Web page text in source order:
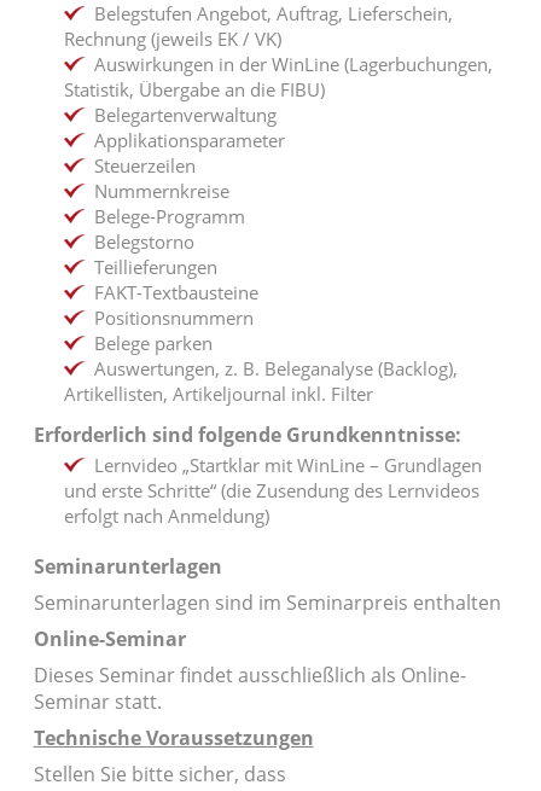
Belegstufen Angebot, Auftrag, Lieferschein,
Rechnung (jeweils EK / VK)
Auswirkungen in der WinLine (Lagerbuchungen,
Statistik, Übergabe an die FIBU)
Belegartenverwaltung
Applikationsparameter
Steuerzeilen
Nummernkreise
Belege-Programm
Belegstorno
Teillieferungen
FAKT-Textbausteine
Positionsnummern
Belege parken
Auswertungen, z. B. Beleganalyse (Backlog),
Artikellisten, Artikeljournal inkl. Filter
Erforderlich sind folgende Grundkenntnisse:
Lernvideo „Startklar mit WinLine – Grundlagen
und erste Schritte“ (die Zusendung des Lernvideos
erfolgt nach Anmeldung)
Seminarunterlagen
Seminarunterlagen sind im Seminarpreis enthalten
Online-Seminar
Dieses Seminar findet ausschließlich als Online-
Seminar statt.
Technische Voraussetzungen
Stellen Sie bitte sicher, dass